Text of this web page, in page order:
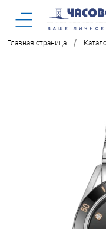
Главная страница /